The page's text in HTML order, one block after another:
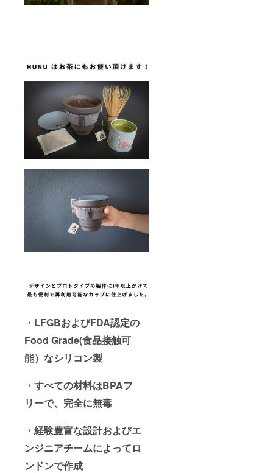
・LFGBおよびFDA認定の
Food Grade(食品接触可
能）なシリコン製
・すべての材料はBPAフ
リーで、完全に無毒
・経験豊富な設計およびエ
ンジニアチームによってロ
ンドンで作成